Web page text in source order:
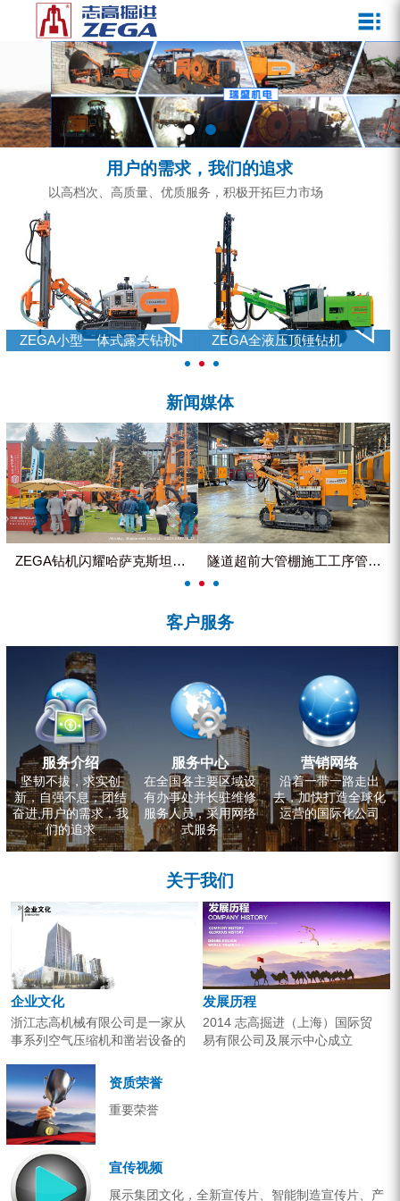
企业文化
发展历程
资质荣誉
宣传视频
公司新闻
行业动态
ZEGA一体式潜孔钻机
ZEGA地下掘进台车
ZEGA小型一体式露天钻机
ZEGA全液压顶锤钻机
锚固钻机系列
FY水井钻车系列
水井专用螺杆空压机
雾炮机
洗轮机
服务介绍
服务中心
营销网络
用户的需求，我们的追求
以高档次、高质量、优质服务，积极开拓巨力市场
ZEGA小型一体式露天钻机 ZEGA全液压顶锤钻机
新闻媒体
ZEGA钻机闪耀哈萨克斯坦国际... 隧道超前大管棚施工工序管理控制
客户服务
服务介绍
坚韧不拔，求实创
新，自强不息，团结
奋进,用户的需求，我
们的追求
服务中心
在全国各主要区域设
有办事处并长驻维修
服务人员，采用网络
式服务
营销网络
沿着一带一路走出
去，加快打造全球化
运营的国际化公司
关于我们
企业文化
浙江志高机械有限公司是一家从
事系列空气压缩机和凿岩设备的
的专业机构。产品广泛应用于工
业气源、各类矿山开采和工程项
目建设。企业以技术开发为核
心，...
发展历程
2014 志高掘进（上海）国际贸
易有限公司及展示中心成立
资质荣誉
重要荣誉
宣传视频
展示集团文化，全新宣传片、智能制造宣传片、产